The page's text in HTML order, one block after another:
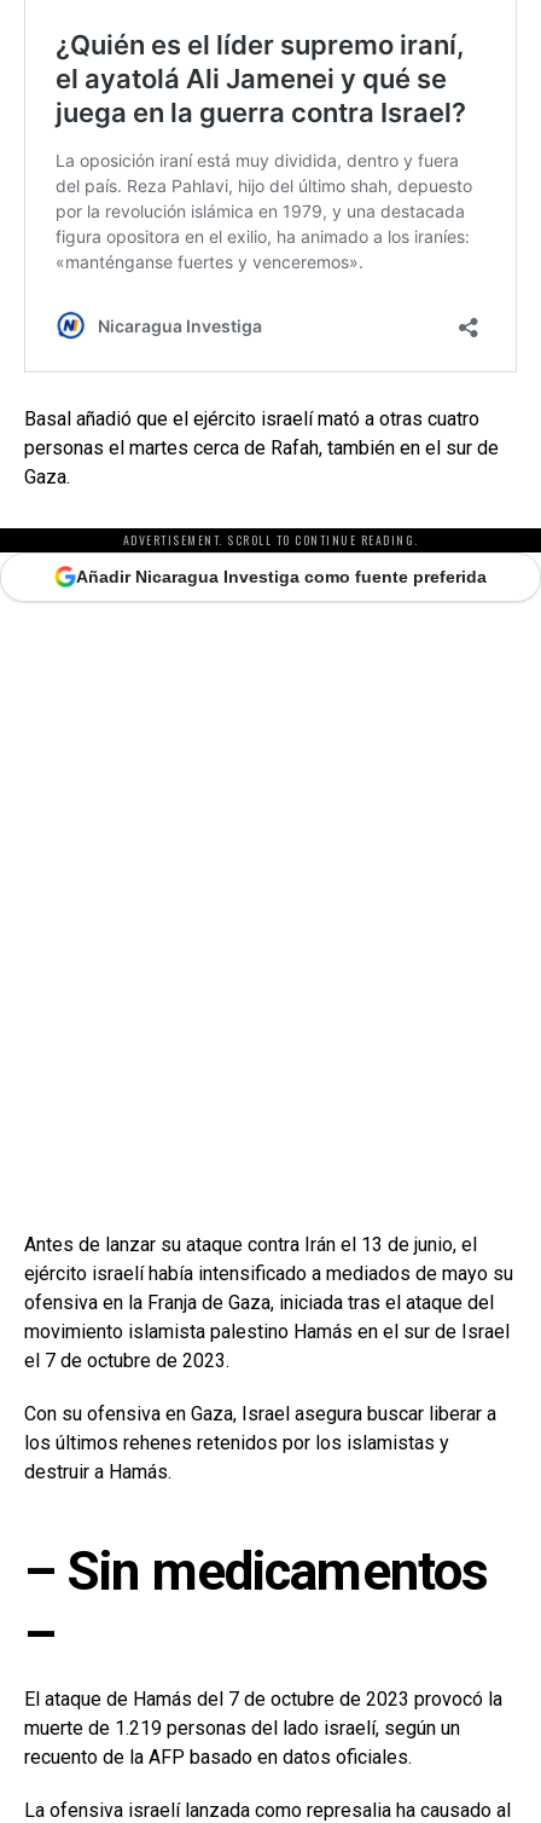
Basal añadió que el ejército israelí mató a otras cuatro
personas el martes cerca de Rafah, también en el sur de
Gaza.
ADVERTISEMENT. SCROLL TO CONTINUE READING.
Añadir Nicaragua Investiga como fuente preferida
Antes de lanzar su ataque contra Irán el 13 de junio, el
ejército israelí había intensificado a mediados de mayo su
ofensiva en la Franja de Gaza, iniciada tras el ataque del
movimiento islamista palestino Hamás en el sur de Israel
el 7 de octubre de 2023.
Con su ofensiva en Gaza, Israel asegura buscar liberar a
los últimos rehenes retenidos por los islamistas y
destruir a Hamás.
– Sin medicamentos
–
El ataque de Hamás del 7 de octubre de 2023 provocó la
muerte de 1.219 personas del lado israelí, según un
recuento de la AFP basado en datos oficiales.
La ofensiva israelí lanzada como represalia ha causado al